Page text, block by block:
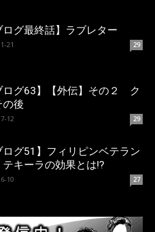
ログ最終話】ラブレター
21 29
ログ63】【外伝】その２ ク
の後
12 29
ログ51】フィリピンベテラン
キーラの効果とは!?
10 27